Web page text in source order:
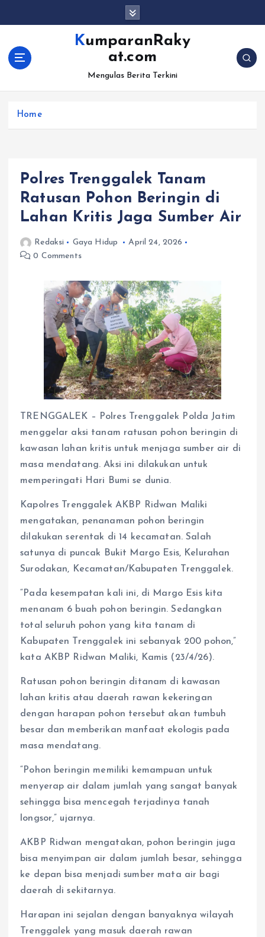
KumparanRaky
at.com
Mengulas Berita Terkini
Home
Polres Trenggalek Tanam
Ratusan Pohon Beringin di
Lahan Kritis Jaga Sumber Air
Redaksi Gaya Hidup
April 24, 2026
0 Comments
TRENGGALEK – Polres Trenggalek Polda Jatim
menggelar aksi tanam ratusan pohon beringin di
kawasan lahan kritis untuk menjaga sumber air di
masa mendatang. Aksi ini dilakukan untuk
memperingati Hari Bumi se dunia.
Kapolres Trenggalek AKBP Ridwan Maliki
mengatakan, penanaman pohon beringin
dilakukan serentak di 14 kecamatan. Salah
satunya di puncak Bukit Margo Esis, Kelurahan
Surodakan, Kecamatan/Kabupaten Trenggalek.
“Pada kesempatan kali ini, di Margo Esis kita
menanam 6 buah pohon beringin. Sedangkan
total seluruh pohon yang kita tanam di
Kabupaten Trenggalek ini sebanyak 200 pohon,”
kata AKBP Ridwan Maliki, Kamis (23/4/26).
Ratusan pohon beringin ditanam di kawasan
lahan kritis atau daerah rawan kekeringan
dengan harapan pohon tersebut akan tumbuh
besar dan memberikan manfaat ekologis pada
masa mendatang.
“Pohon beringin memiliki kemampuan untuk
menyerap air dalam jumlah yang sangat banyak
sehingga bisa mencegah terjadinya tanah
longsor,” ujarnya.
AKBP Ridwan mengatakan, pohon beringin juga
bisa menyimpan air dalam jumlah besar, sehingga
ke depan bisa menjadi sumber mata air bagi
daerah di sekitarnya.
Harapan ini sejalan dengan banyaknya wilayah
Trenggalek yang masuk daerah rawan